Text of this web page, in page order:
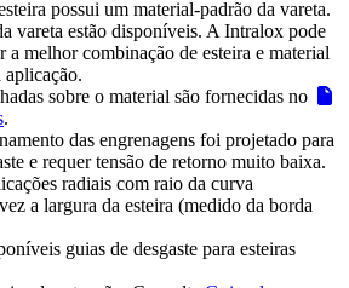
possui um material-padrão da vareta.
vareta estão disponíveis. A Intralox pode
a melhor combinação de esteira e material
aplicação.
sobre o material são fornecidas no
.
das engrenagens foi projetado para
e requer tensão de retorno muito baixa.
radiais com raio da curva
a largura da esteira (medido da borda
guias de desgaste para esteiras